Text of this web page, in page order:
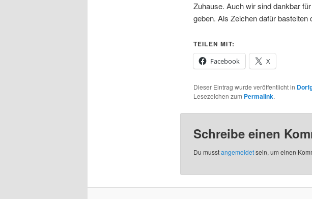
Zuhause. Auch wir sind dankbar
geben. Als Zeichen dafür
TEILEN MIT:
Facebook
X
Dieser Eintrag wurde veröffentlicht in
Lesezeichen zum Permalink.
Schreibe einen
Du musstangemeldetsein, um einen